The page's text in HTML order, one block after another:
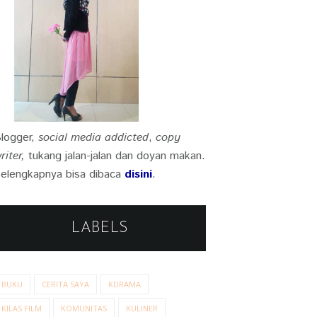
social media addicted, copy
tukang jalan-jalan dan doyan makan.
bisa dibaca disini.
LABELS
BUKU CERITA SAYA KDRAMA
KILAS FILM KOMUNITAS KULINER